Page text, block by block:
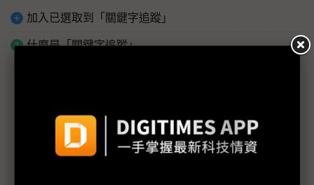
加入已選取到「關鍵字追蹤」
什麼是「關鍵字追蹤」
DIGITIMES企業機房論壇 促進資料中心維運最佳化
設計高效率資料中心 應掌握IT、機房基建及營運三大